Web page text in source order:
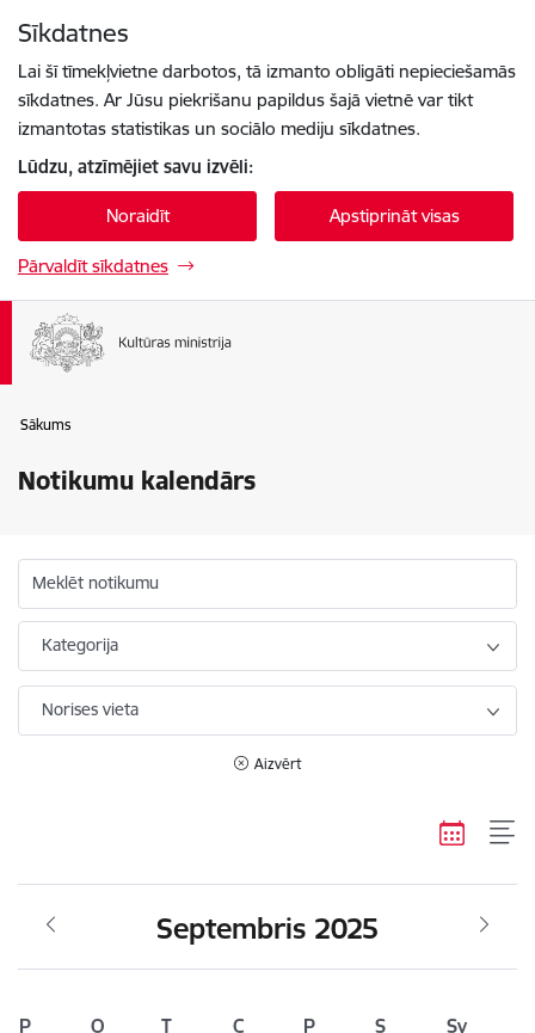
Sīkdatnes
Lai šī tīmekļvietne darbotos, tā izmanto obligāti nepieciešamās
sīkdatnes. Ar Jūsu piekrišanu papildus šajā vietnē var tikt
izmantotas statistikas un sociālo mediju sīkdatnes.
Lūdzu, atzīmējiet savu izvēli:
Noraidīt Apstiprināt visas
Pārvaldīt sīkdatnes
Sākums
Notikumu kalendārs
Meklēt notikumu
Kategorija
Norises vieta
Aizvērt
Septembris 2025
P O T C P S
Sv